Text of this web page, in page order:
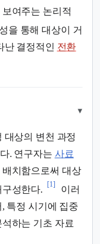
여주는 논리적
을 통해 대상이 거
난 결정적인 전환
▾
대상의 변천 과정
. 연구자는 사료
배치함으로써 대상
성한다.
[1]
이러
특정 시기에 집중
하는 기초 자료